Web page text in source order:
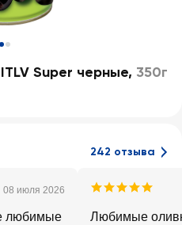
Super черные, 350г
242 отзыва
08 июля 2026
любимые
Любимые